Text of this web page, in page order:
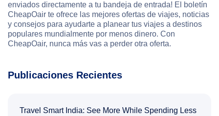
enviados directamente a tu bandeja de entrada! El boletín
CheapOair te ofrece las mejores ofertas de viajes, noticias
y consejos para ayudarte a planear tus viajes a destinos
populares mundialmente por menos dinero. Con
CheapOair, nunca más vas a perder otra oferta.
Publicaciones Recientes
Travel Smart India: See More While Spending Less